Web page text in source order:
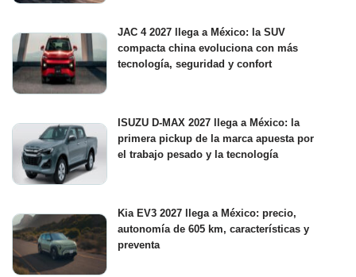
JAC 4 2027 llega a México: la SUV
compacta china evoluciona con más
tecnología, seguridad y confort
ISUZU D-MAX 2027 llega a México: la
primera pickup de la marca apuesta por
el trabajo pesado y la tecnología
Kia EV3 2027 llega a México: precio,
autonomía de 605 km, características y
preventa